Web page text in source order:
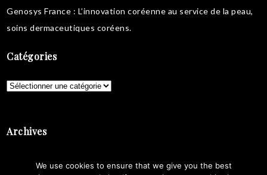
Genosys France : L’innovation coréenne au service de la peau,
soins dermaceutiques coréens.
Catégories
Catégories
Archives
We use cookies to ensure that we give you the best